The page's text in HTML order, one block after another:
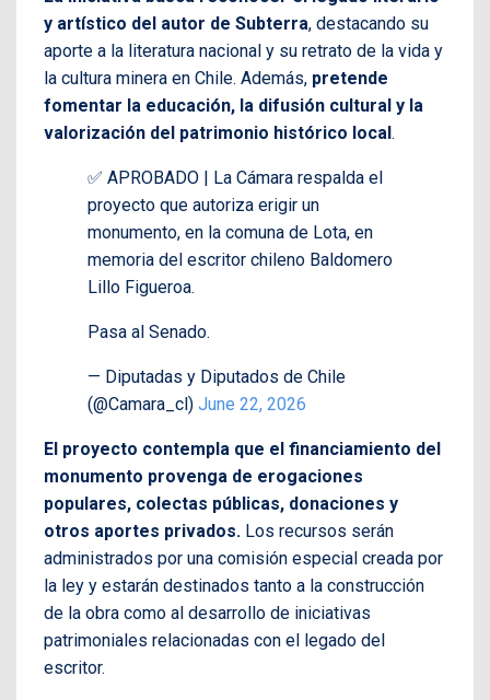
y artístico del autor de Subterra, destacando su
aporte a la literatura nacional y su retrato de la vida y
la cultura minera en Chile. Además, pretende
fomentar la educación, la difusión cultural y la
valorización del patrimonio histórico local.
✅ APROBADO | La Cámara respalda el
proyecto que autoriza erigir un
monumento, en la comuna de Lota, en
memoria del escritor chileno Baldomero
Lillo Figueroa.
Pasa al Senado.
— Diputadas y Diputados de Chile
(@Camara_cl) June 22, 2026
El proyecto contempla que el financiamiento del
monumento provenga de erogaciones
populares, colectas públicas, donaciones y
otros aportes privados. Los recursos serán
administrados por una comisión especial creada por
la ley y estarán destinados tanto a la construcción
de la obra como al desarrollo de iniciativas
patrimoniales relacionadas con el legado del
escritor.